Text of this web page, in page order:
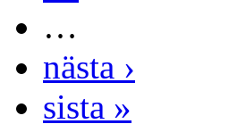
…
nästa ›
sista »